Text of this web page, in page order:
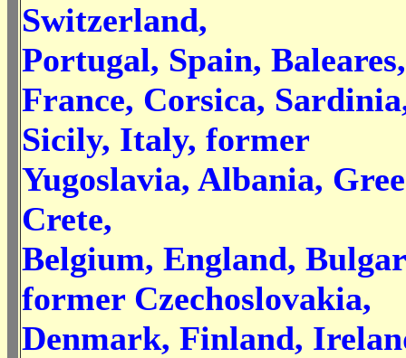
Switzerland,
Portugal, Spain, Baleares,
France, Corsica,
Sicily, Italy, former
Yugoslavia, Albania,
Crete,
Belgium, England,
former Czechoslovakia,
Denmark, Finland,